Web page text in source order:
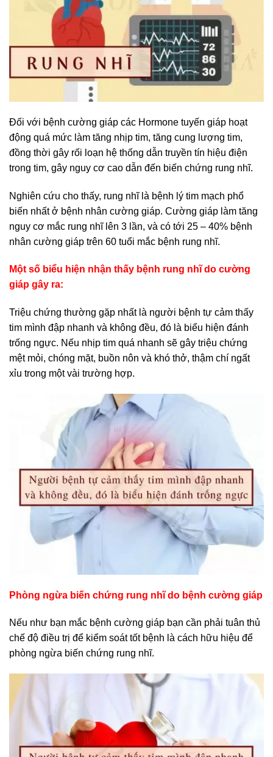
Đối với bệnh cường giáp các Hormone tuyến giáp hoạt
động quá mức làm tăng nhịp tim, tăng cung lượng tim,
đồng thời gây rối loạn hệ thống dẫn truyền tín hiệu điện
trong tim, gây nguy cơ cao dẫn đến biến chứng rung nhĩ.
Nghiên cứu cho thấy, rung nhĩ là bệnh lý tim mạch phổ
biến nhất ở bệnh nhân cường giáp. Cường giáp làm tăng
nguy cơ mắc rung nhĩ lên 3 lần, và có tới 25 – 40% bệnh
nhân cường giáp trên 60 tuổi mắc bệnh rung nhĩ.
Một số biểu hiện nhận thấy bệnh rung nhĩ do cường
giáp gây ra:
Triệu chứng thường gặp nhất là người bệnh tự cảm thấy
tim mình đập nhanh và không đều, đó là biểu hiện đánh
trống ngực. Nếu nhịp tim quá nhanh sẽ gây triệu chứng
mệt mỏi, chóng mặt, buồn nôn và khó thở, thậm chí ngất
xỉu trong một vài trường hợp.
Phòng ngừa biến chứng rung nhĩ do bệnh cường giáp
Nếu như bạn mắc bệnh cường giáp bạn cần phải tuân thủ
chế độ điều trị để kiểm soát tốt bệnh là cách hữu hiệu để
phòng ngừa biến chứng rung nhĩ.